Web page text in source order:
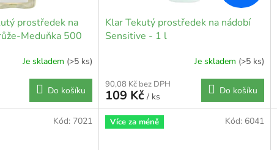
prostředek na
Meduňka 500
Je skladem (>5 ks)
Do košíku
Klar Tekutý prostředek na nádobí
Sensitive - 1 l
Je skladem (>5 ks)
90,08 Kč bez DPH
109 Kč / ks
Do košíku
Kód: 7021 Více za méně Kód: 6041